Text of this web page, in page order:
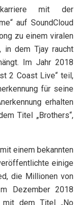
mit der
auf SoundCloud
zu einem viralen
in dem Tjay raucht
Im Jahr 2018
2 Coast Live“ teil,
für seine
erhalten
Titel „Brothers“,
einem bekannten
einige
die Millionen von
Dezember 2018
mit dem Titel „No